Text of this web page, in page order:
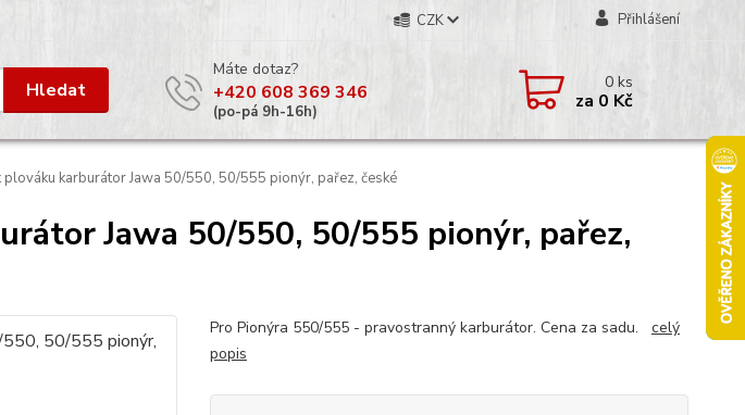
CZK Přihlášení
Hledat
Máte dotaz?
+420 608 369 346
(po-pá 9h-16h)
0ks
za 0 Kč
plováku karburátor Jawa 50/550, 50/555 pionýr, pařez, české
Jawa 50/550, 50/555 pionýr, pařez,
Pro Pionýra 550/555 - pravostranný karburátor. Cena za sadu. celý
popis